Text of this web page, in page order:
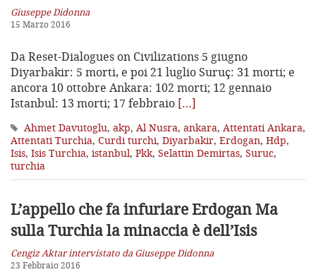
Giuseppe Didonna
15 Marzo 2016
Da Reset-Dialogues on Civilizations 5 giugno
Diyarbakir: 5 morti, e poi 21 luglio Suruç: 31 morti; e
ancora 10 ottobre Ankara: 102 morti; 12 gennaio
Istanbul: 13 morti; 17 febbraio […]
Ahmet Davutoglu, akp, Al Nusra, ankara, Attentati Ankara,
Attentati Turchia, Curdi turchi, Diyarbakir, Erdogan, Hdp,
Isis, Isis Turchia, istanbul, Pkk, Selattin Demirtas, Suruc,
turchia
L’appello che fa infuriare ErdoganMa
sulla Turchia la minaccia è dell’Isis
Cengiz Aktar intervistato da Giuseppe Didonna
23 Febbraio 2016